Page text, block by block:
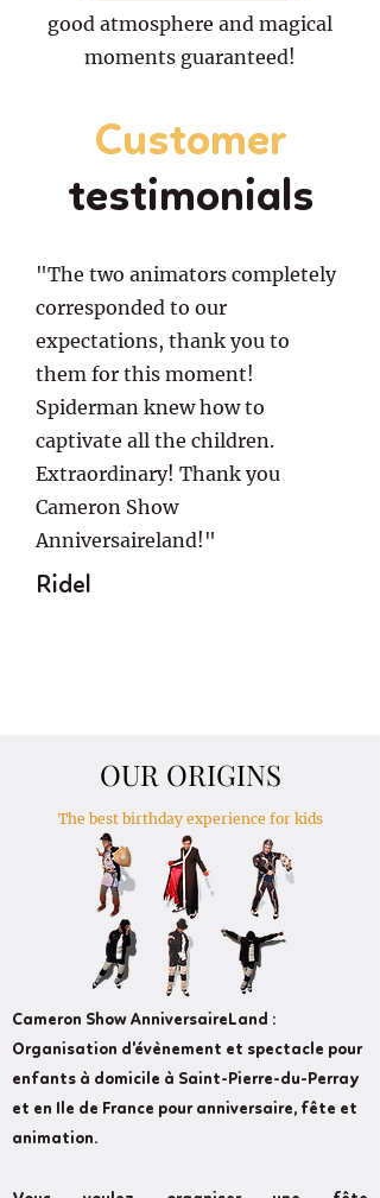
good atmosphere and magical
moments guaranteed!
Customer
testimonials
"The two animators completely
corresponded to our
expectations, thank you to
them for this moment!
Spiderman knew how to
captivate all the children.
Extraordinary! Thank you
Cameron Show
Anniversaireland!"
Ridel
OUR ORIGINS
The best birthday experience for kids
Cameron Show AnniversaireLand :
Organisation d'évènement et spectacle pour
enfants à domicile à Saint-Pierre-du-Perray
et en Ile de France pour anniversaire, fête et
animation.